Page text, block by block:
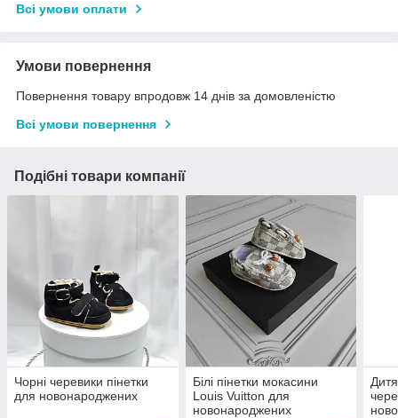
Всі умови оплати
Умови повернення
Повернення товару впродовж 14 днів за домовленістю
Всі умови повернення
Подібні товари компанії
Чорні черевики пінетки
для новонароджених
Білі пінетки мокасини
Louis Vuitton для
новонароджених